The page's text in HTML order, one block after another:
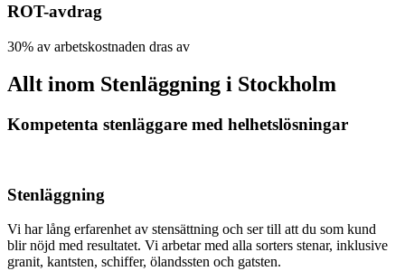
ROT-avdrag
30% av arbetskostnaden dras av
Allt inom Stenläggning i Stockholm
Kompetenta stenläggare med helhetslösningar
Stenläggning
Vi har lång erfarenhet av stensättning och ser till att du som kund
blir nöjd med resultatet. Vi arbetar med alla sorters stenar, inklusive
granit, kantsten, schiffer, ölandssten och gatsten.